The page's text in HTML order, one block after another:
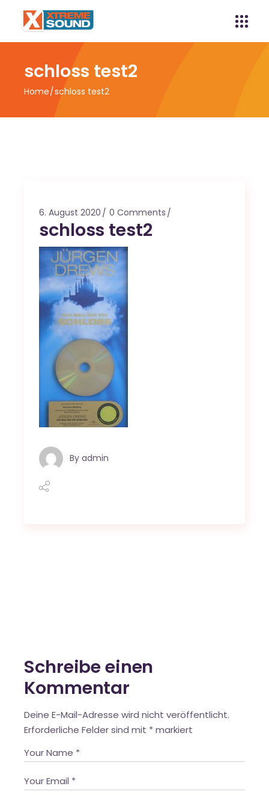
schloss test2
Home schloss test2
6. August 2020 0 Comments
schloss test2
By admin
Schreibe einen
Kommentar
Deine E-Mail-Adresse wird nicht veröffentlicht.
Erforderliche Felder sind mit * markiert